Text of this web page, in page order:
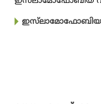
ഇസ്‌ലാമോഫോബിയ